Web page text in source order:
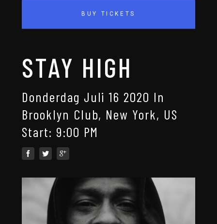
BUY TICKETS
STAY HIGH
Donderdag Juli 16 2020 In
Brooklyn Club, New York, US
Start: 9:00 PM